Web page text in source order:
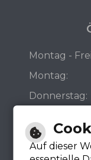
Montag -
Montag:
Donnerstag:
Auf dieser